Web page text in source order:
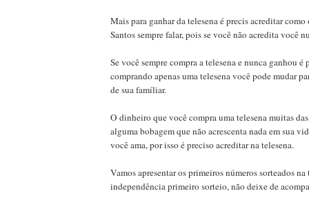
Mais para ganhar da telesena é precis acreditar
Santos sempre falar, pois se você não acredita você
Se você sempre compra a telesena e nunca ganhou
comprando apenas uma telesena você pode mudar
de sua famíliar.
O dinheiro que você compra uma telesena muitas
alguma bobagem que não acrescenta nada em sua
você ama, por isso é preciso acreditar na telesena.
Vamos apresentar os primeiros números sorteados na
independência primeiro sorteio, não deixe de